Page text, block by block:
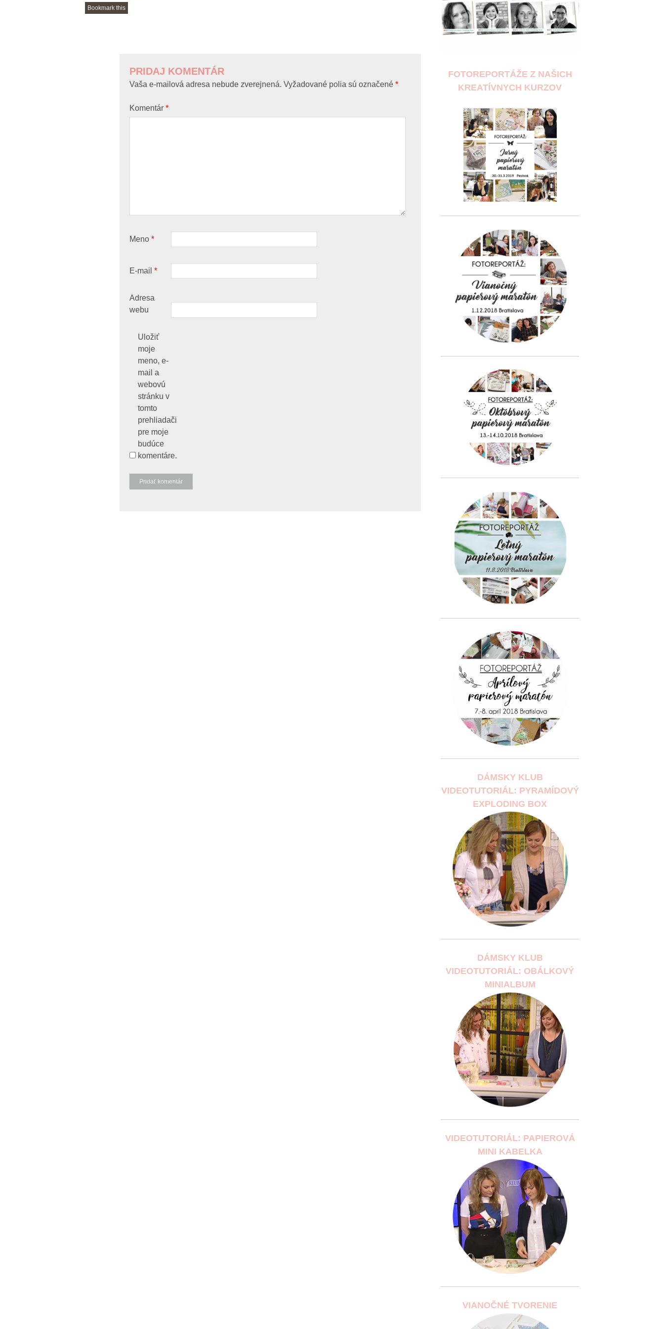
Bookmark this
PRIDAJ KOMENTÁR
Vaša e-mailová adresa nebude zverejnená. Vyžadované polia sú označené *
Komentár *
Meno *
E-mail *
Adresa
webu
Uložiť
moje
meno, e-
mail a
webovú
stránku v
tomto
prehliadači
pre moje
budúce
komentáre.
FOTOREPORTÁŽE Z NAŠICH
KREATÍVNYCH KURZOV
DÁMSKY KLUB
VIDEOTUTORIÁL: PYRAMÍDOVÝ
EXPLODING BOX
DÁMSKY KLUB
VIDEOTUTORIÁL: OBÁLKOVÝ
MINIALBUM
VIDEOTUTORIÁL: PAPIEROVÁ
MINI KABELKA
VIANOČNÉ TVORENIE